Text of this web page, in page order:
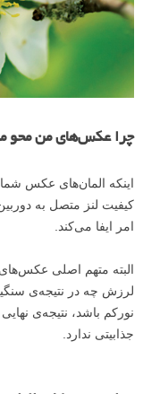
چرا عکس‌های من محو
اینکه المان‌های عکس
کیفیت لنز متصل به
امر ایفا می‌کند.
البته متهم اصلی
لرزش چه در نتیجه‌ی
نورکم باشد، نتیجه‌ی
جذابیتی ندارد.